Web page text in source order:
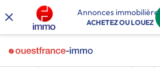
Annonces immobilières
ACHETEZ OU LOUEZ